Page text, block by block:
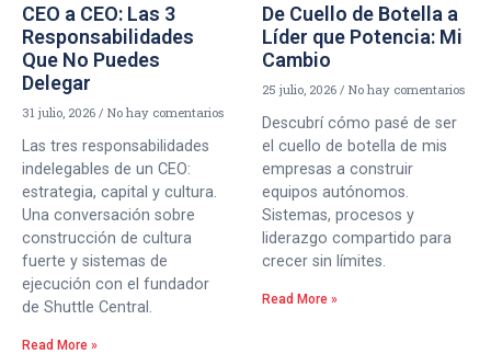
CEO a CEO: Las 3
Responsabilidades
Que No Puedes
Delegar
31 julio, 2026 No hay comentarios
Las tres responsabilidades
indelegables de un CEO:
estrategia, capital y cultura.
Una conversación sobre
construcción de cultura
fuerte y sistemas de
ejecución con el fundador
de Shuttle Central.
Read More »
De Cuello de Botella a
Líder que Potencia: Mi
Cambio
25 julio, 2026 No hay comentarios
Descubrí cómo pasé de ser
el cuello de botella de mis
empresas a construir
equipos autónomos.
Sistemas, procesos y
liderazgo compartido para
crecer sin límites.
Read More »